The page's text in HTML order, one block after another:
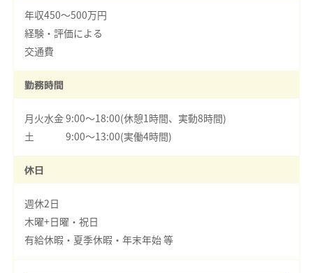
年収450～500万円
経験・評価による
交通費
勤務時間
月火水金 9:00～18:00(休憩1時間、実動8時間)
土 9:00～13:00(実働4時間)
休日
週休2日
木曜+日曜・祝日
有給休暇・夏季休暇・年末年始 等